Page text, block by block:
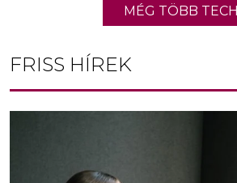
MÉG TÖBB TECH
FRISS HÍREK